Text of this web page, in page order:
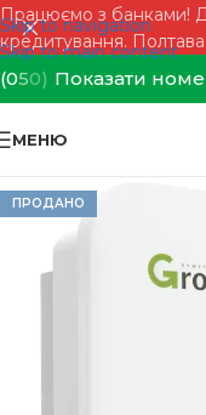
Skip to navigation
Skip to main content
Працюємо з банками!
кредитування. Полтава
(050) Показати
МЕНЮ
ПРОДАНО